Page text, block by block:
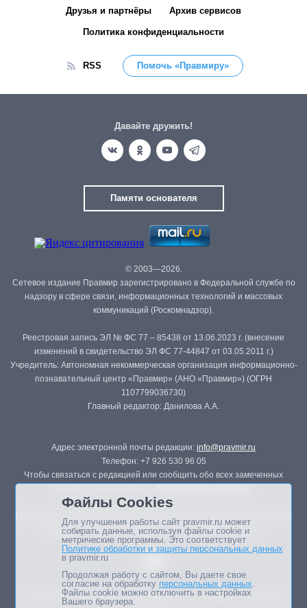
Друзья и партнёры Архив сервисов
Политика конфиденциальности
RSS Помочь «Правмиру»
Давайте дружить!
Памяти основателя
© 2003—2026.
Сетевое издание Правмир зарегистрировано в Федеральной службе по
надзору в сфере связи, информационных технологий и массовых
коммуникаций (Роскомнадзор).
Реестровая запись ЭЛ № ФС 77 – 85438 от 13.06.2023 г. (внесение
изменений в свидетельство ЭЛ ФС 77-44847 от 03.05.2011 г.)
Учредитель: Автономная некоммерческая организация информационно-
познавательный центр «Правмир» (АНО «Правмир») (ОГРН
1107799036730)
Главный редактор: Данилова А.А.
Адрес электронной почты редакции: info@pravmir.ru
Телефон: +7 926 530 96 05
Чтобы связаться с редакцией или сообщить обо всех замеченных
Републикация материалов сайта в печатных изданиях (книгах, прессе)
возможна только с письменного разрешения редакции.
Мнение авторов статей портала может не совпадать с позицией
Файлы Cookies
Для улучшения работы сайт pravmir.ru может
собирать данные, используя файлы cookie и
метрические программы. Это соответствует
Политике обработки и защиты персональных данных
в pravmir.ru
Продолжая работу с сайтом, Вы даете свое
согласие на обработку персональных данных.
Файлы cookie можно отключить в настройках
Вашего браузера.